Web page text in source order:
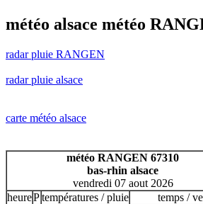
radar
pluie
carte
météo
france
villes
F
G
H
I J K L M
N
météo alsace météo
radar pluie RANGEN
radar pluie alsace
carte météo alsace
météo RANGEN 67310
bas-rhin alsace
vendredi 07 aout 2026
heurePtempératures / pluie temps /